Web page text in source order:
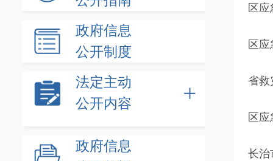
政府信息
公开制度
法定主动
公开内容
政府信息
区
区
省救
区
长治